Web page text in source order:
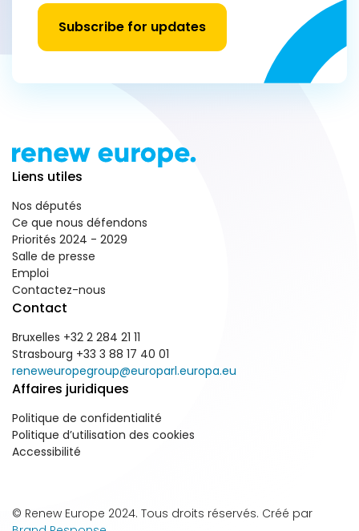
Subscribe for updates
Liens utiles
Nos députés
Ce que nous défendons
Priorités 2024 - 2029
Salle de presse
Emploi
Contactez-nous
Contact
Bruxelles +32 2 284 21 11
Strasbourg +33 3 88 17 40 01
reneweuropegroup@europarl.europa.eu
Affaires juridiques
Politique de confidentialité
Politique d’utilisation des cookies
Accessibilité
© Renew Europe 2024. Tous droits réservés. Créé par